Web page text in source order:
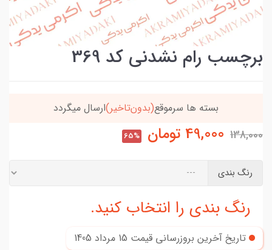
برچسب رام نشدنی کد 369
خریدتو به5میلیون برسون،ارسالت‌رایگانه
138,000
49,000 تومان 65%
رنگ بندی
رنگ بندی را انتخاب کنید.
تاریخ آخرین بروزرسانی قیمت 15 مرداد 1405